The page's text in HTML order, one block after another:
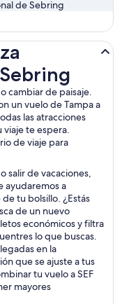
de Sebring
cambiar de paisaje.
un vuelo de Tampa a
las atracciones
viaje te espera.
de viaje para
salir de vacaciones,
ayudaremos a
de tu bolsillo. ¿Estás
de un nuevo
económicos y filtra
lo que buscas.
en la
que se ajuste a tus
tu vuelo a SEF
mayores